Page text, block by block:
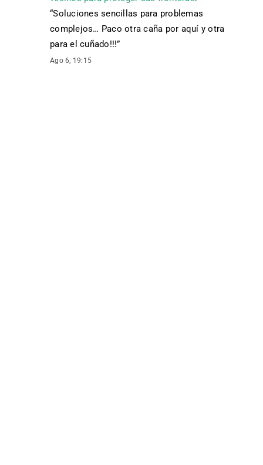
“Soluciones sencillas para problemas
complejos… Paco otra caña por aquí y otra
para el cuñado!!!”
Ago 6, 19:15